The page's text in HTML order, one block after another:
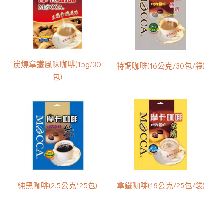
炭燒拿鐵風味咖啡(15g/30
包)
特調咖啡(16公克/30包/袋)
純黑咖啡(2.5公克*25包) 拿鐵咖啡(18公克/25包/袋)